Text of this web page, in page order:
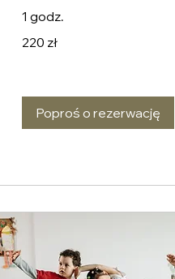
1 godz.
złotych
220 zł
Poproś o rezerwację